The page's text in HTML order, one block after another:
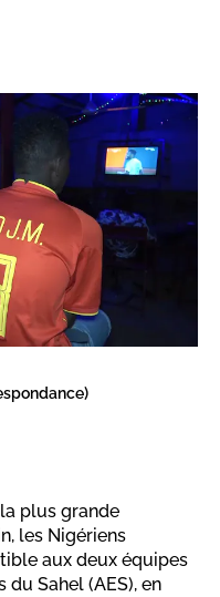
plus grande
les Nigériens
aux deux équipes
du Sahel (AES), en